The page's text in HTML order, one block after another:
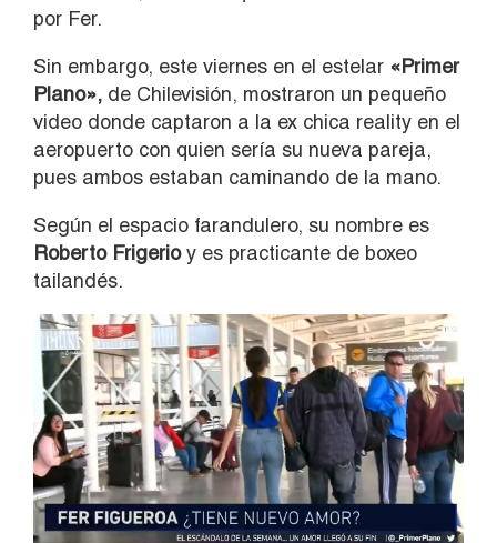
por Fer.
Sin embargo, este viernes en el estelar «Primer
Plano», de Chilevisión, mostraron un pequeño
video donde captaron a la ex chica reality en el
aeropuerto con quien sería su nueva pareja,
pues ambos estaban caminando de la mano.
Según el espacio farandulero, su nombre es
Roberto Frigerioy es practicante de boxeo
tailandés.